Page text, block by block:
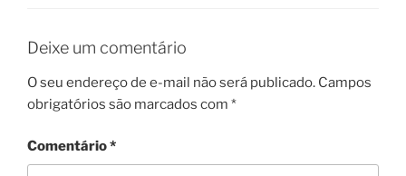
Deixe um comentário
O seu endereço de e-mail não será publicado. Campos
obrigatórios são marcados com *
Comentário*